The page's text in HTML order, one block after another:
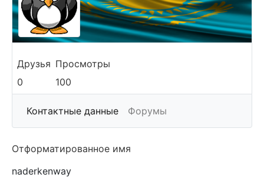
Друзья
0
Просмотры
100
Контактные данные Форумы
Отформатированное имя
naderkenway